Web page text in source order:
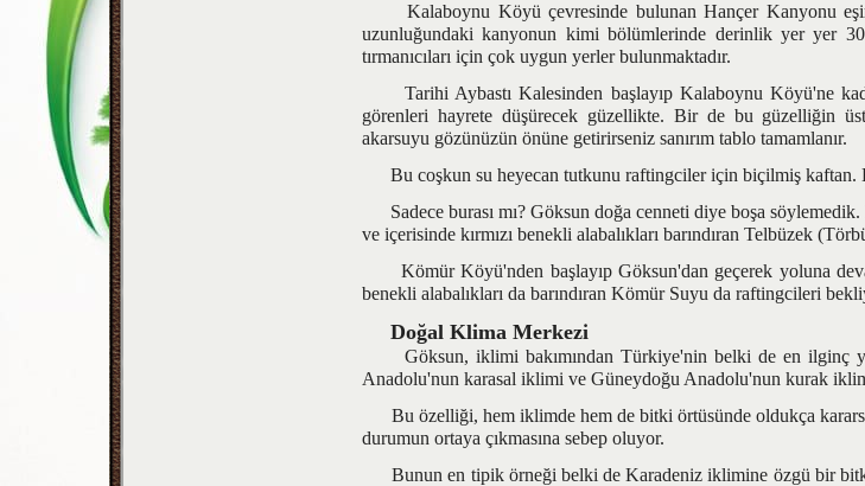
Kalaboynu Köyü çevresinde bulunan Hançer Kanyonu
uzunluğundaki kanyonun kimi bölümlerinde derinlik yer yer
tırmanıcıları için çok uygun yerler bulunmaktadır.
Tarihi Aybastı Kalesinden başlayıp Kalaboynu Köyü'ne
görenleri hayrete düşürecek güzellikte. Bir de bu güzelliğin
akarsuyu gözünüzün önüne getirirseniz sanırım tablo tamamlanır.
Bu coşkun su heyecan tutkunu raftingciler için biçilmiş kaftan.
Sadece burası mı? Göksun doğa cenneti diye boşa söylemedik.
ve içerisinde kırmızı benekli alabalıkları barındıran Telbüzek
Kömür Köyü'nden başlayıp Göksun'dan geçerek yoluna
benekli alabalıkları da barındıran Kömür Suyu da raftingcileri
Doğal Klima Merkezi
Göksun, iklimi bakımından Türkiye'nin belki de en ilginç
Anadolu'nun karasal iklimi ve Güneydoğu Anadolu'nun kurak
Bu özelliği, hem iklimde hem de bitki örtüsünde oldukça
durumun ortaya çıkmasına sebep oluyor.
Bunun en tipik örneği belki de Karadeniz iklimine özgü bir bitki